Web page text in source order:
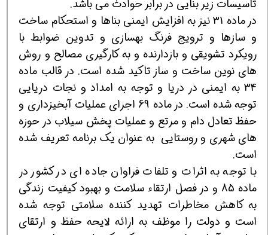
تاسیسات زیر بنایی در برابر حوادث می باشد.
در ماده 31 نیز به افزایش ایمنی بناها و استحكام ساخت
و سازها و ترویج فرنگ بهسازی و تدوین ضوابط با
رویكرد تشویقی و بازدارنده و به كارگیری مصالح و روش
های نوین ساخت و ساز تاكید شده است. در قالب ماده
34 به ایمنی در دریا و توجه به امداد و نجات دریایی
توجه شده است. در ماده 69 اجرای عملیات آبخیزداری و
حفظ تعادل دام و مرتع و عملیات پخش سیلاب در حوزه
های شهری و روستایی به عنوان یك برنامه تعریف شده
است.
با توجه به اثرات و تلفات فراوان جاده ای در كشور در
ماده 85 و در فصل ارتقاء سلامت و بهبود كیفیت زندگی
به كاهش مخاطرات تهدید كننده سلامتی توجه شده
است و دولت را موظف به ارائه لایحه حفظ و ارتقای